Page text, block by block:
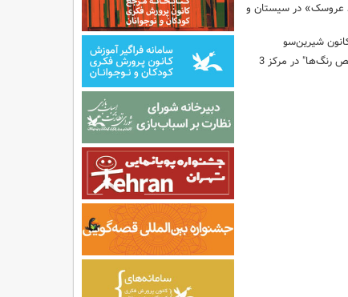
عروسک» در سیستان و
شیرین‌سو
برگزاری کارگاه "آب و رقص رنگ‌ها" در مرکز 3